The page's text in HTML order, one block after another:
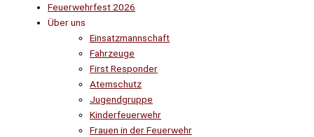
Feuerwehrfest 2026
Über uns
Einsatzmannschaft
Fahrzeuge
First Responder
Atemschutz
Jugendgruppe
Kinderfeuerwehr
Frauen in der Feuerwehr